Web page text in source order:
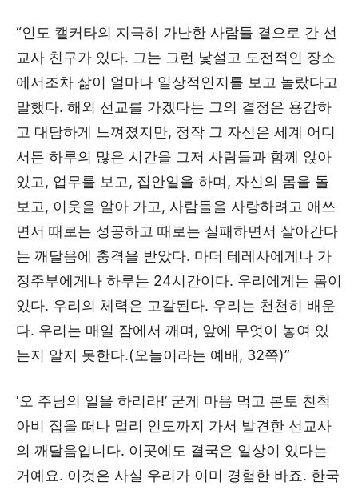
“인도 캘커타의 지극히 가난한 사람들 곁으로 간 선
교사 친구가 있다. 그는 그런 낯설고 도전적인 장소
에서조차 삶이 얼마나 일상적인지를 보고 놀랐다고
말했다. 해외 선교를 가겠다는 그의 결정은 용감하
고 대담하게 느껴졌지만, 정작 그 자신은 세계 어디
서든 하루의 많은 시간을 그저 사람들과 함께 앉아
있고, 업무를 보고, 집안일을 하며, 자신의 몸을 돌
보고, 이웃을 알아 가고, 사람들을 사랑하려고 애쓰
면서 때로는 성공하고 때로는 실패하면서 살아간다
는 깨달음에 충격을 받았다. 마더 테레사에게나 가
정주부에게나 하루는 24시간이다. 우리에게는 몸이
있다. 우리의 체력은 고갈된다. 우리는 천천히 배운
다. 우리는 매일 잠에서 깨며, 앞에 무엇이 놓여 있
는지 알지 못한다.(오늘이라는 예배, 32쪽)”
‘오 주님의 일을 하리라!’ 굳게 마음 먹고 본토 친척
아비 집을 떠나 멀리 인도까지 가서 발견한 선교사
의 깨달음입니다. 이곳에도 결국은 일상이 있다는
거예요. 이것은 사실 우리가 이미 경험한 바죠. 한국